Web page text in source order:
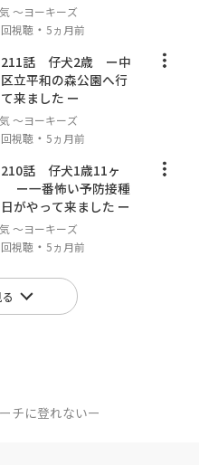
～ヨーキーズ
視聴 ・5ヵ月前
話 仔犬2歳 ー中
立平和の森公園へ行
来ました ー
～ヨーキーズ
視聴 ・5ヵ月前
話 仔犬1歳11ヶ
ー一番怖い予防接種
がやって来ました ー
～ヨーキーズ
視聴 ・5ヵ月前
チに登れないー